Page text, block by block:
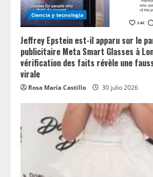
Ciencia y tecnologia
Jeffrey Epstein est-il apparu sur le
publicitaire Meta Smart Glasses à
vérification des faits révèle une
virale
Rosa María Castillo 30 julio 2026